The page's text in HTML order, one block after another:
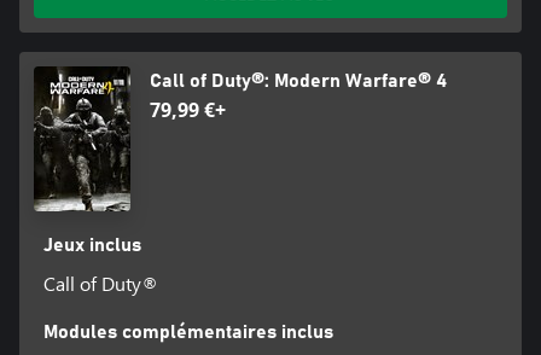
Call of Duty®: Modern Warfare® 4
79,99 €+
Jeux inclus
Call of Duty®
Modules complémentaires inclus